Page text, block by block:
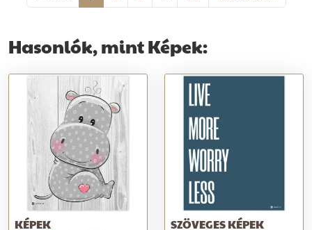
Hasonlók, mint Képek:
KÉPEK
SZÖVEGES KÉPEK